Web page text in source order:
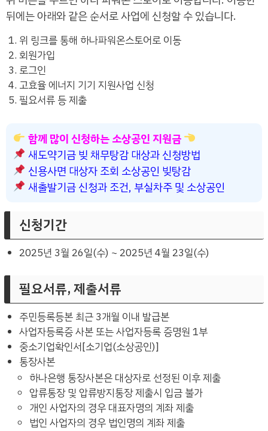
뒤에는 아래와 같은 순서로 사업에 신청할 수 있습니다.
위 링크를 통해 하나파워온스토어로 이동
회원가입
로그인
고효율 에너지 기기 지원사업 신청
필요서류 등 제출
함께 많이 신청하는 소상공인 지원금
새도약기금 빚 채무탕감 대상과 신청방법
신용사면 대상자 조회 소상공인 빚탕감
새출발기금 신청과 조건, 부실차주 및 소상공인
신청기간
2025년 3월 26일(수) ~ 2025년 4월 23일(수)
필요서류, 제출서류
주민등록등본 최근 3개월 이내 발급본
사업자등록증 사본 또는 사업자등록 증명원 1부
중소기업확인서[소기업(소상공인)]
통장사본
하나은행 통장사본은 대상자로 선정된 이후 제출
압류통장 및 압류방지통장 제출시 입금 불가
개인 사업자의 경우 대표자명의 계좌 제출
법인 사업자의 경우 법인명의 계좌 제출